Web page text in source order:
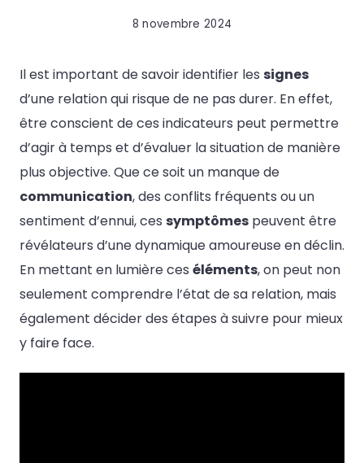
8 novembre 2024
Il est important de savoir identifier les signes
d’une relation qui risque de ne pas durer. En effet,
être conscient de ces indicateurs peut permettre
d’agir à temps et d’évaluer la situation de manière
plus objective. Que ce soit un manque de
communication, des conflits fréquents ou un
sentiment d’ennui, ces symptômes peuvent être
révélateurs d’une dynamique amoureuse en déclin.
En mettant en lumière ces éléments, on peut non
seulement comprendre l’état de sa relation, mais
également décider des étapes à suivre pour mieux
y faire face.